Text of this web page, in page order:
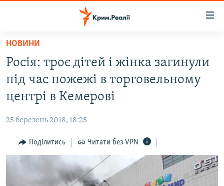
Перейти
основного
матеріалу
до
основної
навігації
Перейти
до
ВОДА.КРИМ
ВІДЕО ТА ФОТО
БЛОГИ
ПОГЛЯД
ВСЕ ЗА ДЕНЬ
НОВИНИ
Росія: троє дітей і жінка загинули
під час пожежі в торговельному
центрі в Кемерові
25 березень 2018, 18:25
Поділитись Читати без VPN